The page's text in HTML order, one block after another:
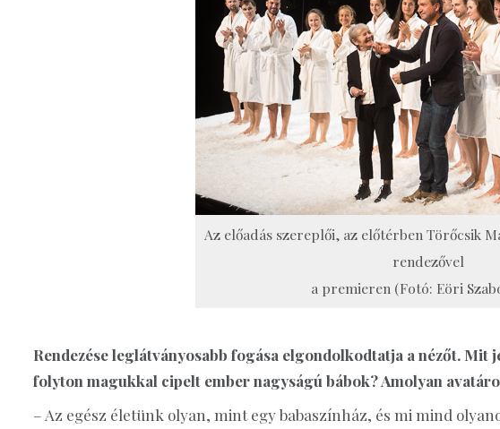
Az előadás szereplői, az előtérben Törőcsik
rendezővel
a premieren (Fotó: Eöri
Rendezése leglátványosabb fogása elgondolkodtatja a nézőt. Mit
folyton magukkal cipelt ember nagyságú bábok? Amolyan
– Az egész életünk olyan, mint egy babaszínház, és mi mind